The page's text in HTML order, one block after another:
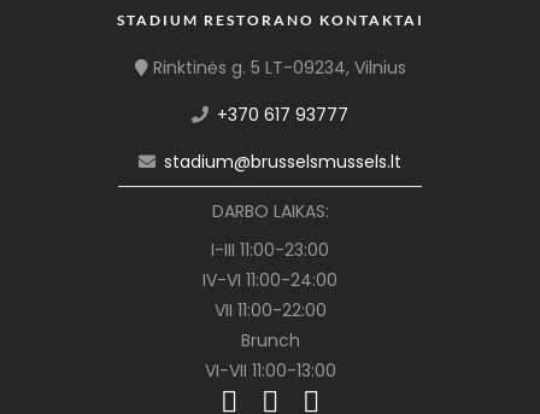
STADIUM RESTORANO KONTAKTAI
Rinktinės g. 5 LT-09234, Vilnius
+370 617 93777
stadium@brusselsmussels.lt
DARBO LAIKAS:
I-III 11:00-23:00
IV-VI 11:00-24:00
VII 11:00-22:00
Brunch
VI-VII 11:00-13:00